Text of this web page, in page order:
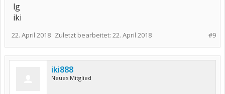
lg
iki
#9
22. April 2018 Zuletzt bearbeitet: 22. April 2018
iki888
Neues Mitglied